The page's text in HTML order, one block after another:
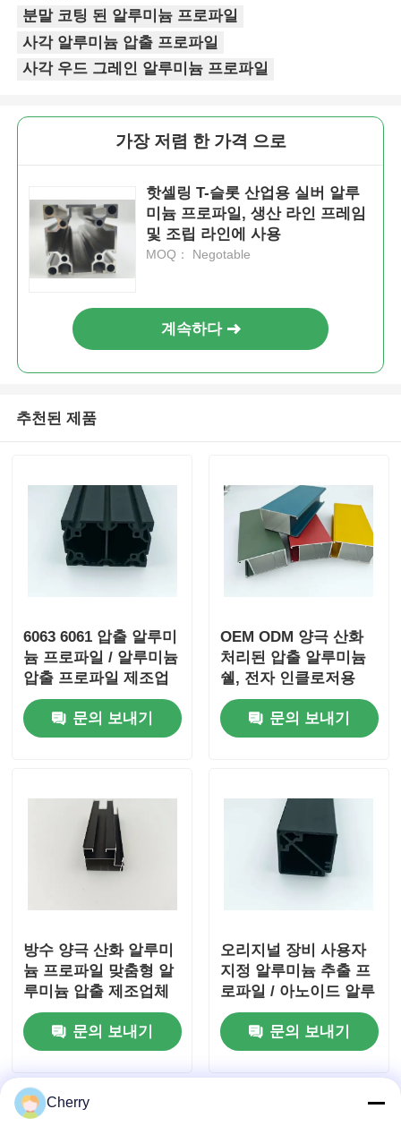
품질 관리
인용 을 요청 하십시오
압출 알루미늄 프로파일
알루미늄 주방 프로파일
알루미늄 윈도우 프로파일
알루미늄 도어 프로파일
산업용 알루미늄 압출
알루미늄 프로필 액세서리
여닫이 창 프로필
커튼 벽 프로파일
광택 알루미늄 프로파일
알루미늄 트림 프로파일
분말 코팅 된 알루미늄 프로파일
사각 알루미늄 압출 프로파일
사각 우드 그레인 알루미늄 프로파일
가장 저렴 한 가격 으로
핫셀링 T-슬롯 산업용 실버 알루
미늄 프로파일, 생산 라인 프레임
및 조립 라인에 사용
MOQ： Negotable
계속하다
추천된 제품
6063 6061 압출 알루미
늄 프로파일 / 알루미늄
압출 프로파일 제조업
체
문의 보내기
OEM ODM 양극 산화
처리된 압출 알루미늄
쉘, 전자 인클로저용
문의 보내기
방수 양극 산화 알루미
늄 프로파일 맞춤형 알
루미늄 압출 제조업체
문의 보내기
오리지널 장비 사용자
지정 알루미늄 추출 프
로파일 / 아노이드 알루
미늄 프레임 프로파일
문의 보내기
Cherry